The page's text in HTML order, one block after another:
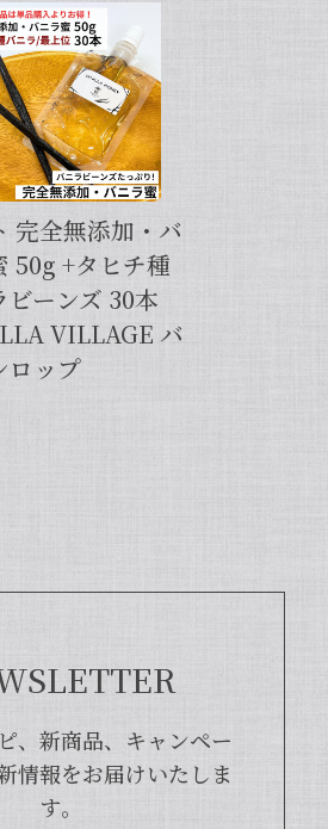
店をご利用いただきまして、
とうございます！こちらこそ
お取引をしていただき感謝申
。また機会がございました
メルのように甘くほのかに香
種バニラもお試しくださいま
も当店を何卒よろしくお願い
す。
06/14
を仕方なく使っていました。 バ
しく思います。こちらの商品
ピューレにした商品でござい
ニラビーンズよりお得で、さ
すくなった当店オリジナルの
ております。また、「バニラ
完全無添加・バ
50g +タヒチ種
ビーンズ 30本
VILLAGE バ
ロップ
、新商品、キャンペー
情報をお届けいたしま
す。